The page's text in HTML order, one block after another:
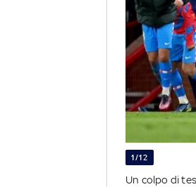
1/12
Un colpo di